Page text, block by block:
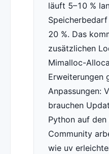
läuft 5–10 %
20 %. Das
zusätzlichen
Mimalloc-
Erweiterungen
Anpassungen:
brauchen
Python auf
Community
wie uv